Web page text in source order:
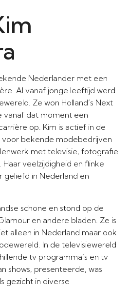
Nederlander met een
Al vanaf jonge leeftijd werd
Ze won Holland’s Next
vanaf dat moment een
op. Kim is actief in de
bekende modebedrijven
met televisie, fotografie
veelzijdigheid en flinke
geliefd in Nederland en
schone en stond op de
en andere bladen. Ze is
alleen in Nederland maar ook
In de televisiewereld
tv programma’s en tv
shows, presenteerde, was
gezicht in diverse